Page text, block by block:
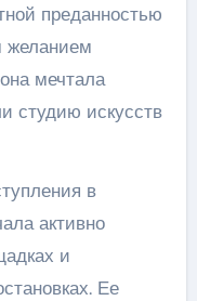
преданностью
желанием
мечтала
студию искусств
в
активно
и
Ее